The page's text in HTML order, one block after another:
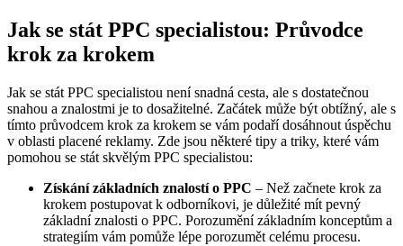
Jak se stát PPC specialistou: Průvodce
krok za krokem
Jak se stát PPC specialistou není snadná cesta, ale s dostatečnou
snahou a znalostmi je to dosažitelné. Začátek může být obtížný, ale s
tímto průvodcem krok za krokem se vám podaří dosáhnout úspěchu
v oblasti placené reklamy. Zde jsou některé tipy a triky, které vám
pomohou se stát skvělým PPC specialistou:
Získání základních znalostí o PPC – Než začnete krok za
krokem postupovat k odborníkovi, je důležité mít pevný
základní znalosti o PPC. Porozumění základním konceptům a
strategiím vám pomůže lépe porozumět celému procesu.